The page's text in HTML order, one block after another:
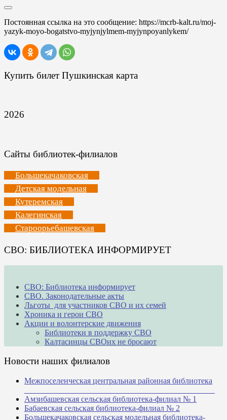
Постоянная ссылка на это сообщение: https://mcrb-kalt.ru/moj-
yazyk-moyo-bogatstvo-myjynjylmem-myjynpoyanlykem/
Купить билет Пушкинская карта
2026
Сайты библиотек-филиалов
Большекачаковская
Детская модельная
Кутеремская
Калегинская
Староорьебашевская
СВО: БИБЛИОТЕКА ИНФОРМИРУЕТ
СВО: Библиотека информирует
СВО. Законодательные акты
Льготы для участников СВО и их семей
Хроника и герои СВО
Акции и волонтерские движения
Библиотеки в поддержку СВО
Калтасинцы СВОих не бросают
Новости наших филиалов
Межпоселенческая центральная районная библиотека
Амзибашевская сельская библиотека-филиал № 1
Бабаевская сельская библиотека-филиал № 2
Большекачаковская сельская модельная библиотека-